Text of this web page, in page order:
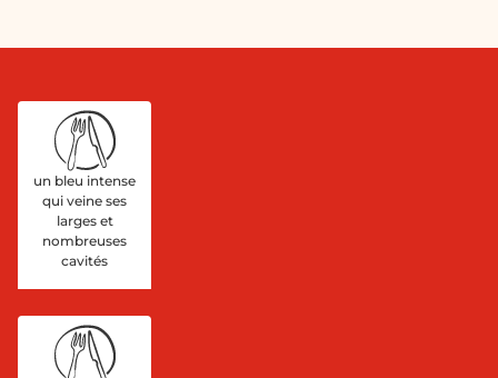
un bleu intense
qui veine ses
larges et
nombreuses
cavités